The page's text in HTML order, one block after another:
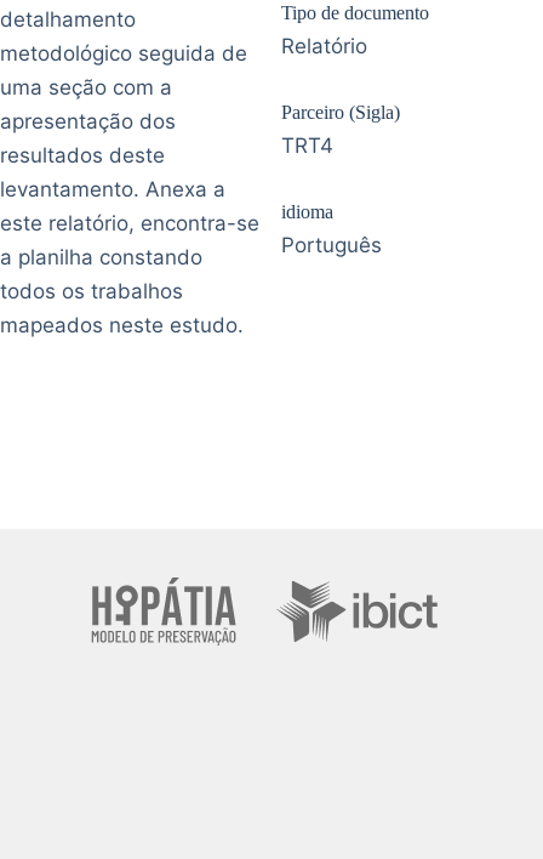
detalhamento
metodológico seguida de
uma seção com a
apresentação dos
resultados deste
levantamento. Anexa a
este relatório, encontra-se
a planilha constando
todos os trabalhos
mapeados neste estudo.
Tipo de documento
Relatório
Parceiro (Sigla)
TRT4
idioma
Português